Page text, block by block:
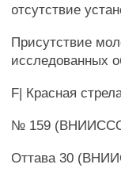
отсутствие
Присутствие
исследованных
F| Красная
№ 159
Оттава 30